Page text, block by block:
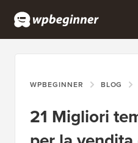
WPBEGINNER BLOG
21 Migliori